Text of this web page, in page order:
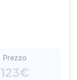
Prezzo
123€